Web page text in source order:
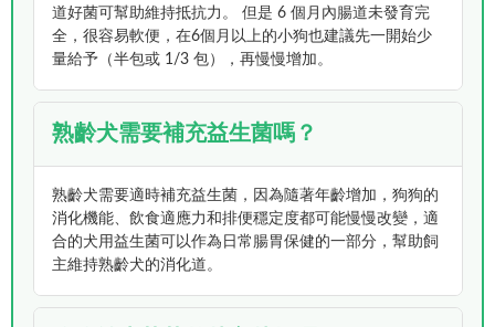
道好菌可幫助維持抵抗力。 但是 6 個月內腸道未發育完
全，很容易軟便，在6個月以上的小狗也建議先一開始少
量給予（半包或 1/3 包），再慢慢增加。
熟齡犬需要補充益生菌嗎？
熟齡犬需要適時補充益生菌，因為隨著年齡增加，狗狗的
消化機能、飲食適應力和排便穩定度都可能慢慢改變，適
合的犬用益生菌可以作為日常腸胃保健的一部分，幫助飼
主維持熟齡犬的消化道。